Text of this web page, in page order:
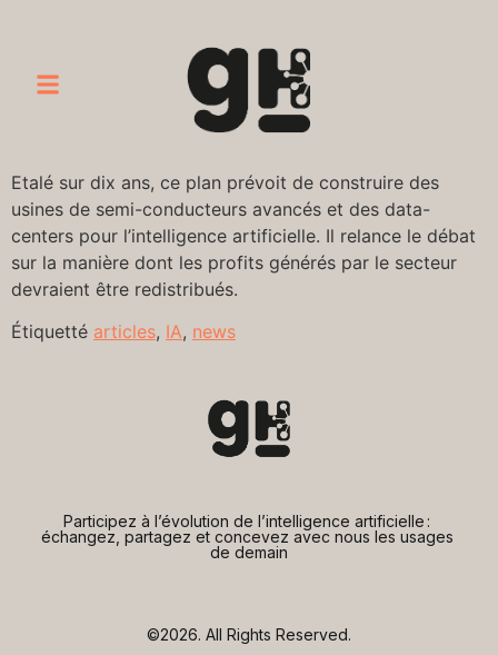
Etalé sur dix ans, ce plan prévoit de construire des
usines de semi-conducteurs avancés et des data-
centers pour l’intelligence artificielle. Il relance le débat
sur la manière dont les profits générés par le secteur
devraient être redistribués.
Étiquetté articles, IA, news
Participez à l’évolution de l’intelligence artificielle :
échangez, partagez et concevez avec nous les usages
de demain
©2026. All Rights Reserved.